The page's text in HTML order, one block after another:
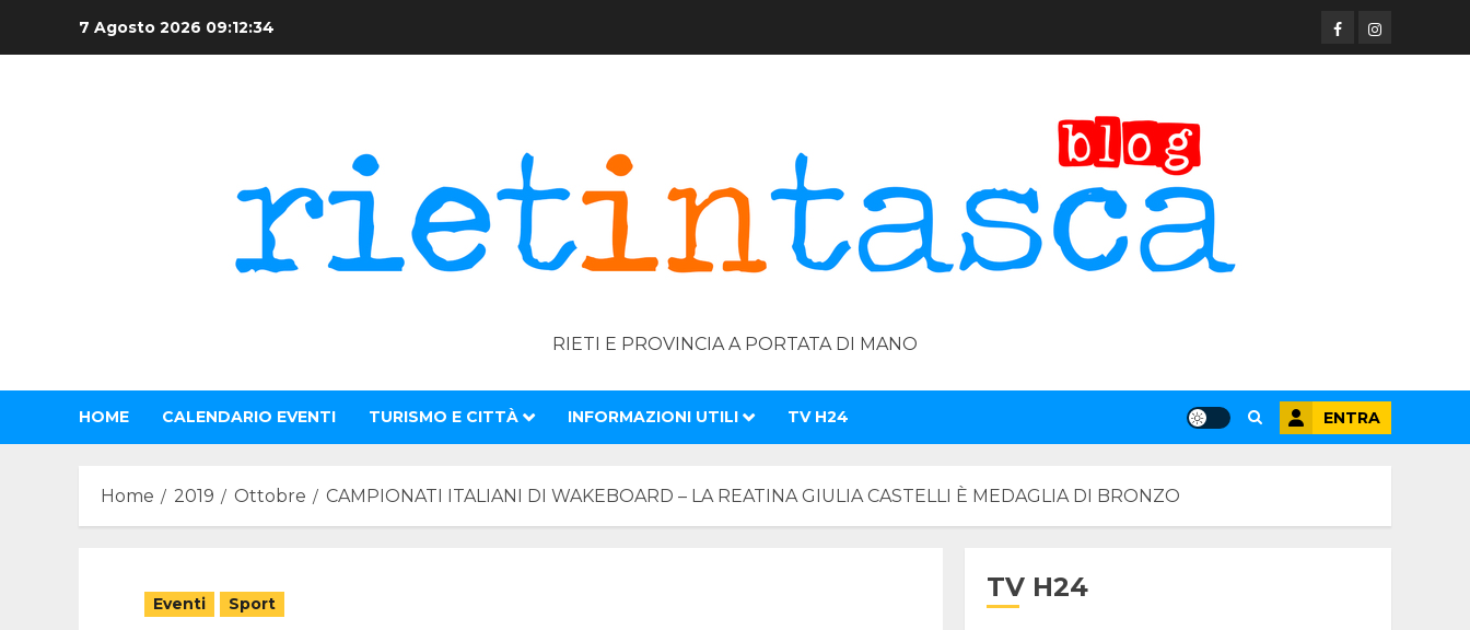
7 Agosto 2026 09:12:35 FacebookInstagram
RIETI E PROVINCIA A PORTATA DI MANO
HOME CALENDARIO EVENTI TURISMO E CITTÀ INFORMAZIONI UTILI TV H24 ENTRA
Home 2019 Ottobre CAMPIONATI ITALIANI DI WAKEBOARD – LA REATINA GIULIA CASTELLI È MEDAGLIA DI BRONZO
Eventi Sport
TV H24